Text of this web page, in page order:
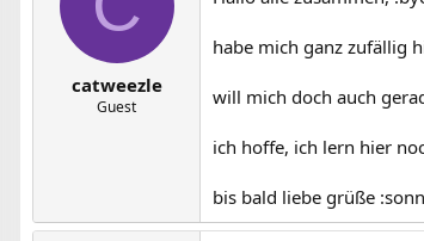
a
catweezle
Guest
habe mich ganz zufällig
will mich doch auch
ich hoffe, ich lern hier
bis bald liebe grüße